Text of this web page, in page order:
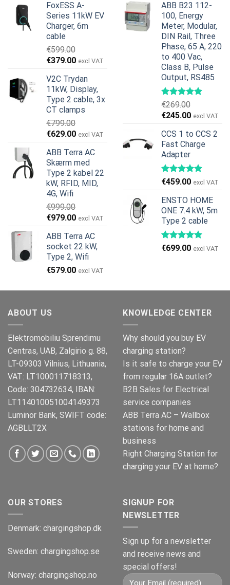
FoxESS A-
Series 11kW EV
Charger, 6m
cable
€599.00
Den
pris
var:
€599.00.
€379.00Den
pris
er:
€379.00.
excl VAT
V2C Trydan
11kW, Display,
Type 2 cable, 3x
CT clamps
€799.00
Den
pris
var:
€799.00.
€629.00Den
pris
er:
€629.00.
excl VAT
ABB Terra AC
Skærm med
Type 2 kabel 22
kW, RFID, MID,
4G, Wifi
€999.00
Den
pris
var:
€999.00.
€979.00Den
pris
er:
€979.00.
excl VAT
ABB Terra AC
socket 22 kW,
Type 2, Wifi
€579.00 excl VAT
ABB B23 112-
100, Energy
Meter, Modular,
DIN Rail, Three
Phase, 65 A, 220
to 400 Vac,
Class B, Pulse
Output, RS485
€269.00
Den
pris
var:
€269.00.
€245.00Den
pris
er:
excl VAT
CCS 1 to CCS 2
Fast Charge
Adapter
€459.00 excl VAT
ENSTO HOME
ONE 7.4 kW, 5m
Type 2 cable
€699.00 excl VAT
ABOUT US
Elektromobiliu Sprendimu
Centras, UAB, Zalgirio g. 88,
LT-09303 Vilnius, Lithuania,
VAT: LT100011718313,
Code: 304732634, IBAN:
LT114010051004149373
Luminor Bank, SWIFT code:
AGBLLT2X
KNOWLEDGE CENTER
Why should you buy EV
charging station?
Is it safe to charge your EV
from regular 16A outlet?
B2B Sales for Electrical
service companies
ABB Terra AC – Wallbox
stations for home and
business
Right Charging Station for
charging your EV at home?
OUR STORES
Denmark: chargingshop.dk
Sweden: chargingshop.se
Norway: chargingshop.no
SIGNUP FOR
NEWSLETTER
Sign up for a newsletter
and receive news and
special offers!